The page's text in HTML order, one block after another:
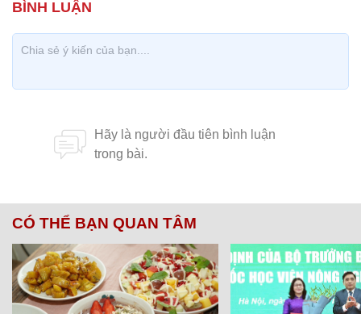
CÓ THỂ BẠN QUAN TÂM